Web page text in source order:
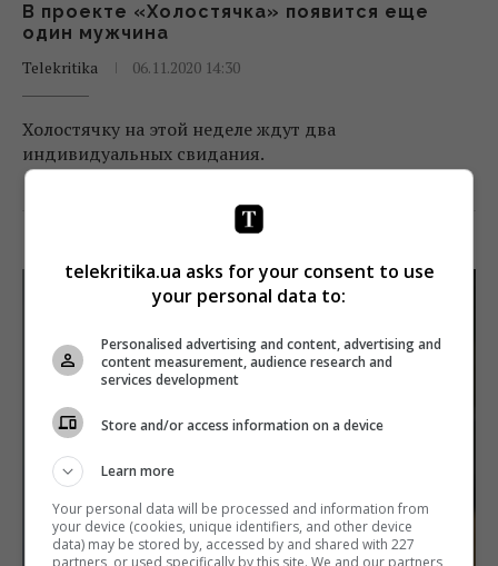
В проекте «Холостячка» появится еще
один мужчина
Telekritika
06.11.2020 14:30
Холостячку на этой неделе ждут два
индивидуальных свидания.
Facebook
telekritika.ua asks for your consent to use
your personal data to:
Personalised advertising and content, advertising and
content measurement, audience research and
services development
Store and/or access information on a device
Learn more
Your personal data will be processed and information from
your device (cookies, unique identifiers, and other device
data) may be stored by, accessed by and shared with 227
partners, or used specifically by this site. We and our partners